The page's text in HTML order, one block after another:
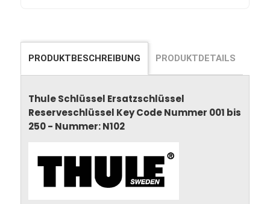
PRODUKTBESCHREIBUNG PRODUKTDETAILS
Thule Schlüssel Ersatzschlüssel
Reserveschlüssel Key Code Nummer 001 bis
250 - Nummer: N102